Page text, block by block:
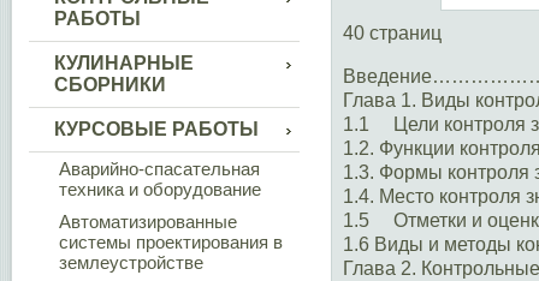
РАБОТЫ
КУЛИНАРНЫЕ
СБОРНИКИ
КУРСОВЫЕ РАБОТЫ
Аварийно-спасательная
техника и оборудование
Автоматизированные
системы проектирования в
землеустройстве
40 страниц
Глава 1. Виды
1.1 Цели
1.2. Функции
1.3. Формы
1.4. Место контроля
1.5 Отметки и
1.6 Виды и
Глава 2.